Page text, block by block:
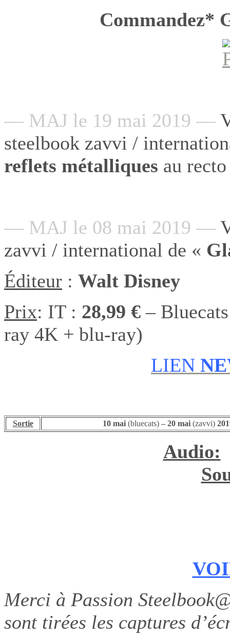
Commandez*
— MAJ le 19 mai 2019 —
steelbook zavvi /
reflets métalliques au
— MAJ le 08 mai 2019 —
zavvi / international de «
Éditeur : Walt Disney
Prix: IT : 28,99 € –
ray 4K + blu-ray)
LIEN
Sortie 10 mai (bluecats)– 20 mai (zavvi)
Audio:
Merci à Passion
sont tirées les captures